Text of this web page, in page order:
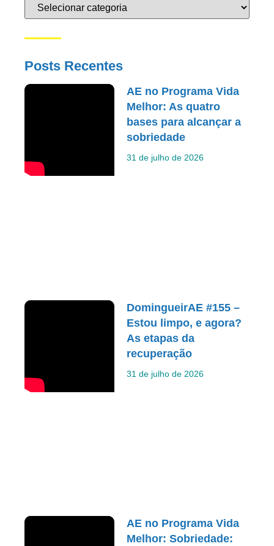
Posts Recentes
AE no Programa Vida
Melhor: As quatro
bases para alcançar a
sobriedade
31 de julho de 2026
DomingueirAE #155 –
Estou limpo, e agora?
As etapas da
recuperação
31 de julho de 2026
AE no Programa Vida
Melhor: Sobriedade: